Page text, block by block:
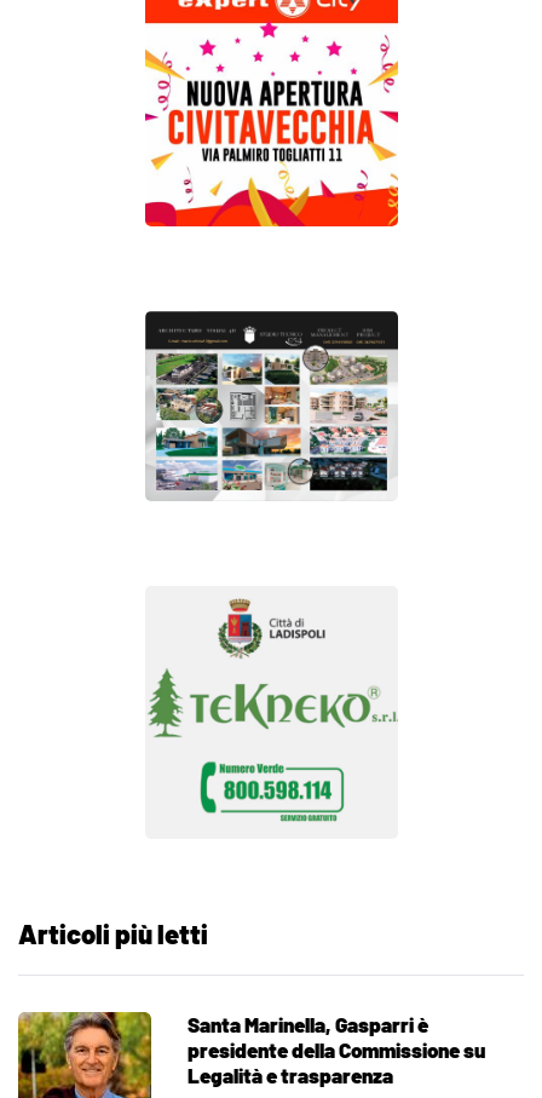
Articoli più letti
Santa Marinella, Gasparri è
presidente della Commissione su
Legalità e trasparenza